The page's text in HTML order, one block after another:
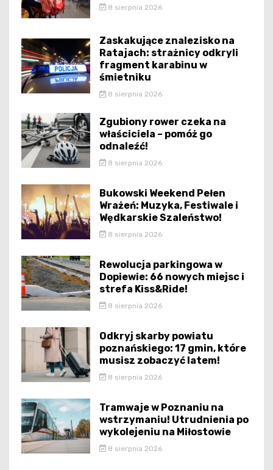
8 sierpnia 2026
Zaskakujące znalezisko na
Ratajach: strażnicy odkryli
fragment karabinu w
śmietniku
8 sierpnia 2026
Zgubiony rower czeka na
właściciela – pomóż go
odnaleźć!
8 sierpnia 2026
Bukowski Weekend Pełen
Wrażeń: Muzyka, Festiwale i
Wędkarskie Szaleństwo!
8 sierpnia 2026
Rewolucja parkingowa w
Dopiewie: 66 nowych miejsc i
strefa Kiss&Ride!
8 sierpnia 2026
Odkryj skarby powiatu
poznańskiego: 17 gmin, które
musisz zobaczyć latem!
8 sierpnia 2026
Tramwaje w Poznaniu na
wstrzymaniu! Utrudnienia po
wykolejeniu na Miłostowie
8 sierpnia 2026